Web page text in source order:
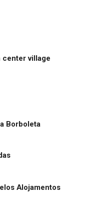
center village
Borboleta
Alojamentos